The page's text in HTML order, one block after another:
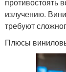
излучению.
требуют
Плюсы